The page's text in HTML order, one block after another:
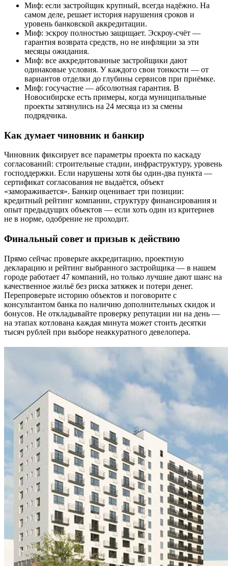
Миф: если застройщик крупный, всегда надёжно. На
самом деле, решает история нарушения сроков и
уровень банковской аккредитации.
Миф: эскроу полностью защищает. Эскроу-счёт —
гарантия возврата средств, но не инфляции за эти
месяцы ожидания.
Миф: все аккредитованные застройщики дают
одинаковые условия. У каждого свои тонкости — от
вариантов отделки до глубины сервисов при приёмке.
Миф: госучастие — абсолютная гарантия. В
Новосибирске есть примеры, когда муниципальные
проекты затянулись на 24 месяца из за смены
подрядчика.
Как думает чиновник и банкир
Чиновник фиксирует все параметры проекта по каскаду
согласований: строительные стадии, инфраструктуру, уровень
господдержки. Если нарушены хотя бы один-два пункта —
сертификат согласования не выдаётся, объект
«замораживается». Банкир оценивает три позиции:
кредитный рейтинг компании, структуру финансирования и
опыт предыдущих объектов — если хоть один из критериев
не в норме, одобрение не проходит.
Финальный совет и призыв к действию
Прямо сейчас проверьте аккредитацию, проектную
декларацию и рейтинг выбранного застройщика — в нашем
городе работает 47 компаний, но только лучшие дают шанс на
качественное жильё без риска затяжек и потери денег.
Перепроверьте историю объектов и поговорите с
консультантом банка по наличию дополнительных скидок и
бонусов. Не откладывайте проверку репутации ни на день —
на этапах котлована каждая минута может стоить десятки
тысяч рублей при выборе неаккуратного девелопера.